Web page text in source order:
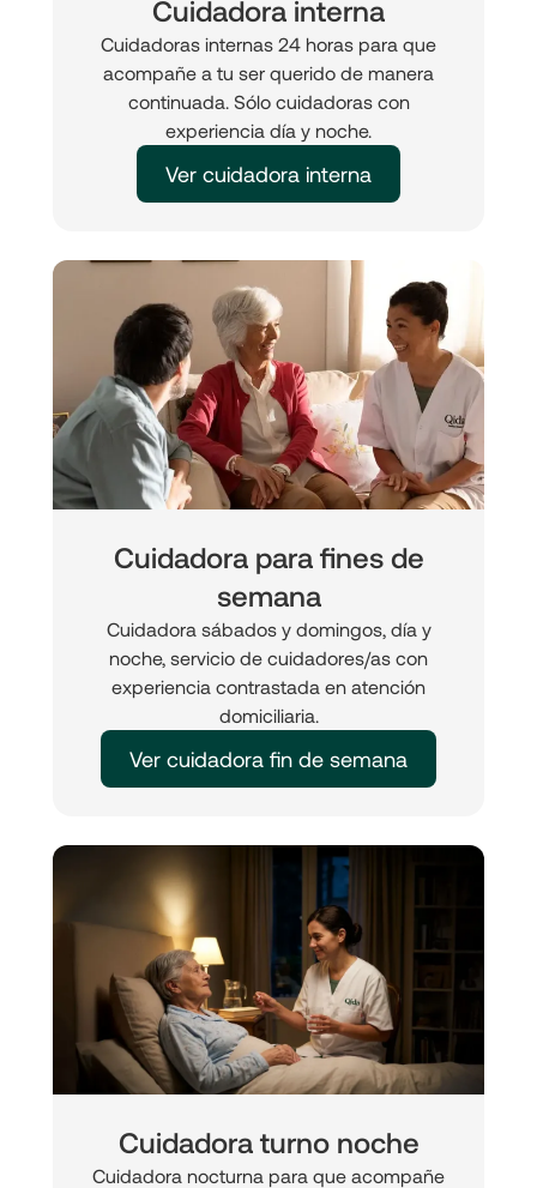
Cuidadora interna
Cuidadoras internas 24 horas para que
acompañe a tu ser querido de manera
continuada. Sólo cuidadoras con
experiencia día y noche.
Ver cuidadora interna
Cuidadora para fines de
semana
Cuidadora sábados y domingos, día y
noche, servicio de cuidadores/as con
experiencia contrastada en atención
domiciliaria.
Ver cuidadora fin de semana
Cuidadora turno noche
Cuidadora nocturna para que acompañe